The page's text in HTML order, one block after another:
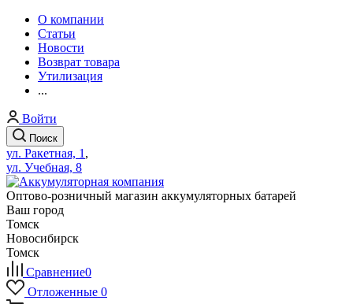
О компании
Статьи
Новости
Возврат товара
Утилизация
...
Войти
Поиск
ул. Ракетная, 1 ,
ул. Учебная, 8
Оптово-розничный магазин аккумуляторных батарей
Ваш город
Томск
Новосибирск
Томск
Сравнение0
Отложенные 0